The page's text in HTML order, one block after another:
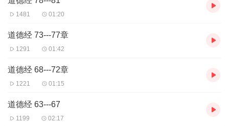
1481 01:20
道德经 73---77章
1291 01:42
道德经 68---72章
1221 01:15
道德经 63---67
1199 02:17